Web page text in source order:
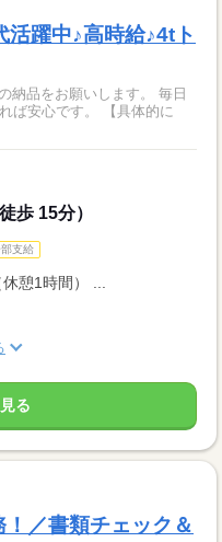
活躍中♪高時給♪4tト
す。 【具体的に
歩 15分）
支給
憩1時間） ...
る
／書類チェック＆